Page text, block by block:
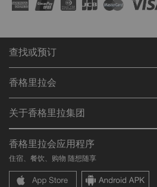
查找或预订
查找预订
餐厅与酒吧
香格里拉会
加入香格里拉会
常见问题
联络我们
关于香格里拉集团
我们的酒店品牌
香格里拉中心
香格里拉公寓
职业发展
企业社会责任
新闻稿
香格里拉会应用程序
住宿、餐饮、购物 随想随享